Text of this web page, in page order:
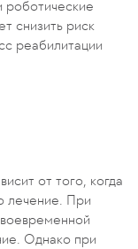
роботические
снизить риск
реабилитации
от того, когда
лечение. При
Однако при